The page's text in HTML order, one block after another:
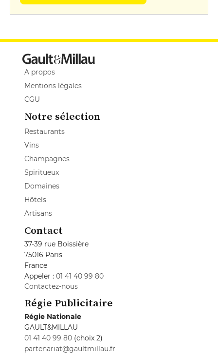
A propos
Mentions légales
CGU
Notre sélection
Restaurants
Vins
Champagnes
Spiritueux
Domaines
Hôtels
Artisans
Contact
37-39 rue Boissière
75016 Paris
France
Appeler : 01 41 40 99 80
Contactez-nous
Régie Publicitaire
Régie Nationale
GAULT&MILLAU
01 41 40 99 80 (choix 2)
partenariat@gaultmillau.fr